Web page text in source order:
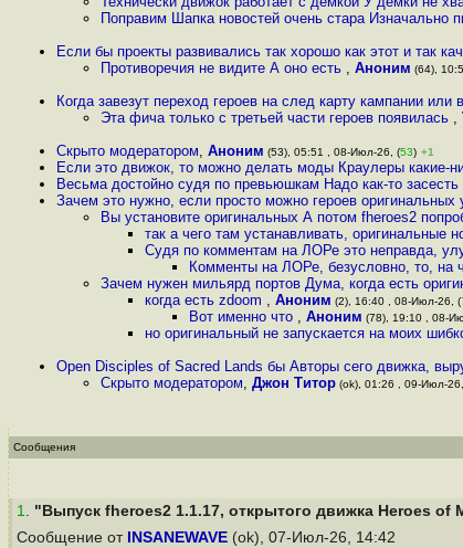
Поправим Шапка новостей очень стара Изначально
Если бы проекты развивались так хорошо как этот и так
Противоречия не видите А оно есть , Аноним (64),
Когда завезут переход героев на след карту кампании или
Эта фича только с третьей части героев появилась ,
Скрыто модератором, Аноним (53), 05:51 , 08-Июл-26, (53) +1
Если это движок, то можно делать моды Краулеры какие-
Весьма достойно судя по превьюшкам Надо как-то засесть
Зачем это нужно, если просто можно героев оригинальных
Вы установите оригинальных А потом fheroes2
так а чего там устанавливать, оригинальные
Судя по комментам на ЛОРе это неправда,
Комменты на ЛОРе, безусловно, то, на
Зачем нужен мильярд портов Дума, когда есть
когда есть zdoom , Аноним (2), 16:40 , 08-Июл-26, (
Вот именно что , Аноним (78), 19:10 , 08-
но оригинальный не запускается на моих
Open Disciples of Sacred Lands бы Авторы сего движка,
Скрыто модератором, Джон Титор (ok), 01:26 , 09-Июл-
Сообщения
1. "Выпуск fheroes2 1.1.17, открытого движка Heroes of
Сообщение от INSANEWAVE (ok), 07-Июл-26, 14:42